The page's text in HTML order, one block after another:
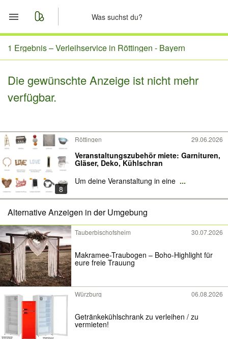
Start
Nachrichten
1 Ergebnis –Verleihservice in Röttingen - Bayern
Die gewünschte Anzeige ist nicht mehr
verfügbar.
8
Röttingen 29.06.2026
Veranstaltungszubehör miete: Garnituren,
Gläser, Deko, Kühlschran
Um deine Veranstaltung in eine ...
Alternative Anzeigen in der Umgebung
Tauberbischofsheim 30.07.2026
Makramee-Traubogen – Boho-Highlight für
eure freie Trauung
Würzburg 06.08.2026
Getränkekühlschrank zu verleihen / zu
vermieten!